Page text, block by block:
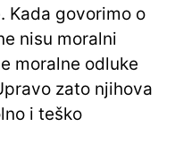
Kada govorimo o
nisu moralni
moralne odluke
zato njihova
i teško